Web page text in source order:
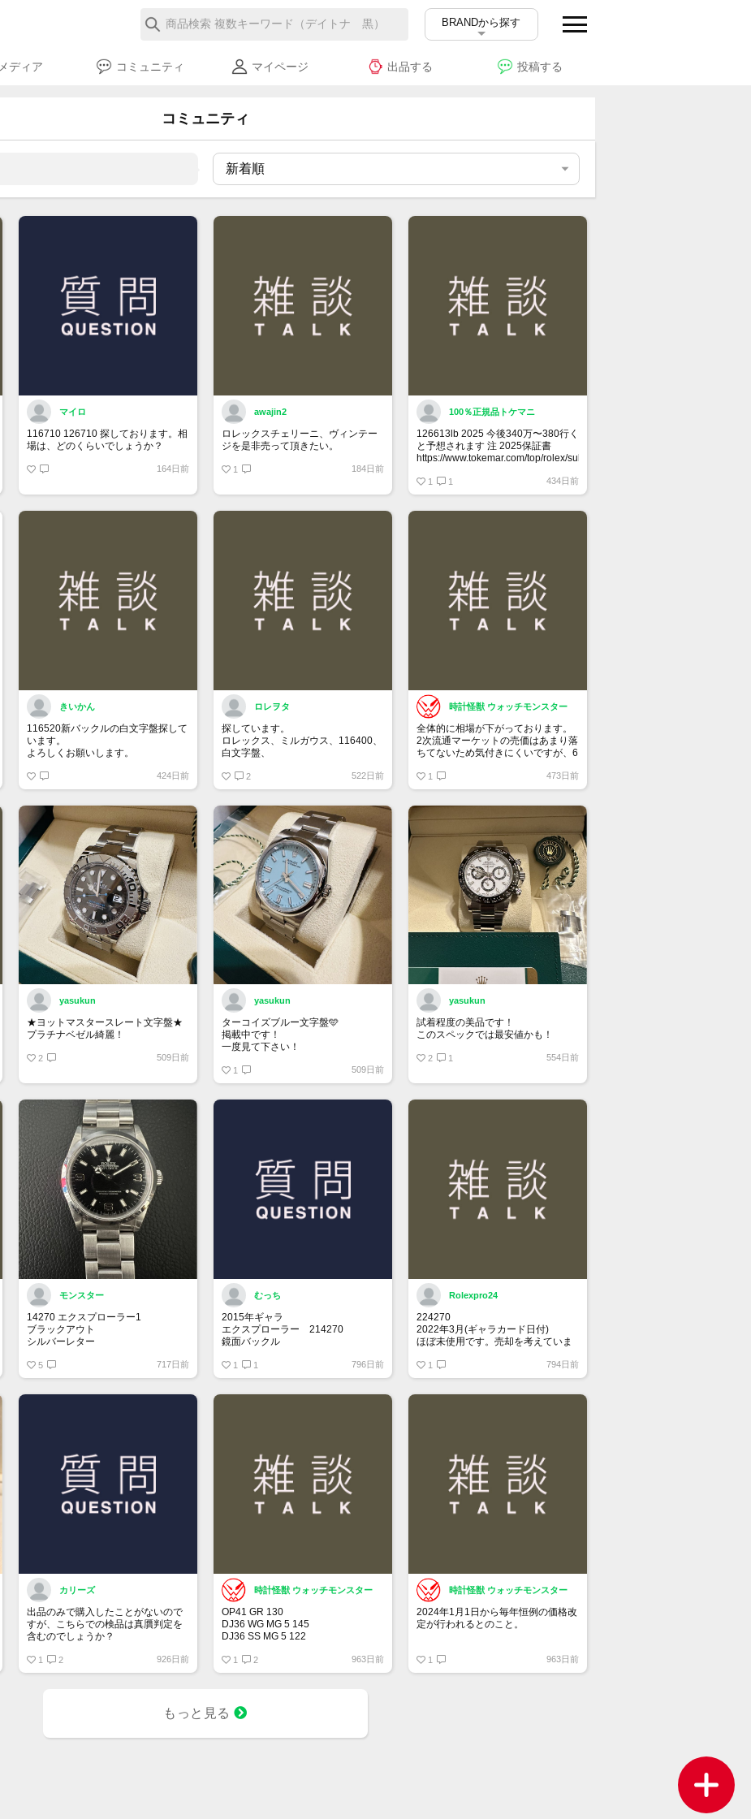
BRANDから探す
メディア コミュニティ マイページ 出品する 投稿する
コミュニティ
マイロ
116710 126710 探しております。相
場は、どのくらいでしょうか？
164日前
awajin2
ロレックスチェリーニ、ヴィンテー
ジを是非売って頂きたい。
1 184日前
100％正規品トケマニ
126613lb 2025 今後340万〜380行く
と予想されます 注 2025保証書
https://www.tokemar.com/top/rolex/submariner/166613lb-
マジ上がる予想しかない
1 1 434日前
きいかん
116520新バックルの白文字盤探して
います。
よろしくお願いします。
424日前
ロレヲタ
探しています。
ロレックス、ミルガウス、116400、
白文字盤、
属品は完備の状態を希望します。
お値段140万～170万位でよろしくお
2 522日前
時計怪獣 ウォッチモンスター
全体的に相場が下がっております。
2次流通マーケットの売価はあまり落
ちてないため気付きにくいですが、6
ている10％は下になっていると思い
ます。
1 473日前
yasukun
★ヨットマスタースレート文字盤★
プラチナベゼル綺麗！
2 509日前
yasukun
ターコイズブルー文字盤🩵
掲載中です！
一度見て下さい！
1 509日前
yasukun
試着程度の美品です！
このスペックでは最安値かも！
2 1 554日前
モンスター
14270 エクスプローラー1
ブラックアウト
シルバーレター
オールトリチウム
5 717日前
むっち
2015年ギャラ
エクスプローラー 214270
鏡面バックル
思い出の年に製造されてるエクスプ
ローラー1を探しております。
1 1 796日前
Rolexpro24
224270
2022年3月(ギャラカード日付)
ほぼ未使用です。売却を考えていま
関心ある方、メッセージください
1 794日前
カリーズ
出品のみで購入したことがないので
すが、こちらでの検品は真贋判定を
含むのでしょうか？
1 2 926日前
時計怪獣 ウォッチモンスター
OP41 GR 130
DJ36 WG MG 5 145
DJ36 SS MG 5 122
DJ41 WG WT 5 164
00LN BK 21 375
SUBD 23 182
1 2 963日前
時計怪獣 ウォッチモンスター
2024年1月1日から毎年恒例の価格改
定が行われるとのこと。
性があります。
1 963日前
もっと見る